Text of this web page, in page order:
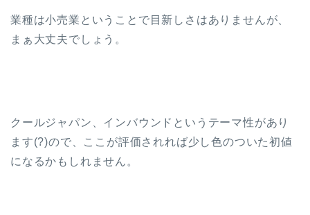
業種は小売業ということで目新しさはありませんが、
まぁ大丈夫でしょう。
クールジャパン、インバウンドというテーマ性があり
ます(?)ので、ここが評価されれば少し色のついた初値
になるかもしれません。